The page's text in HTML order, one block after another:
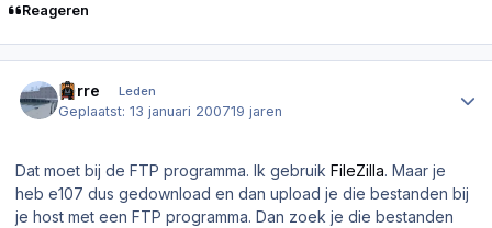
Reageren
Ferre Leden
Geplaatst:13 januari 200719 jaren
Dat moet bij de FTP programma. Ik gebruik FileZilla. Maar je
heb e107 dus gedownload en dan upload je die bestanden bij
je host met een FTP programma. Dan zoek je die bestanden